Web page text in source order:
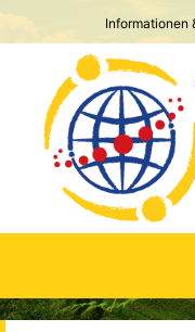
zum
Informationen